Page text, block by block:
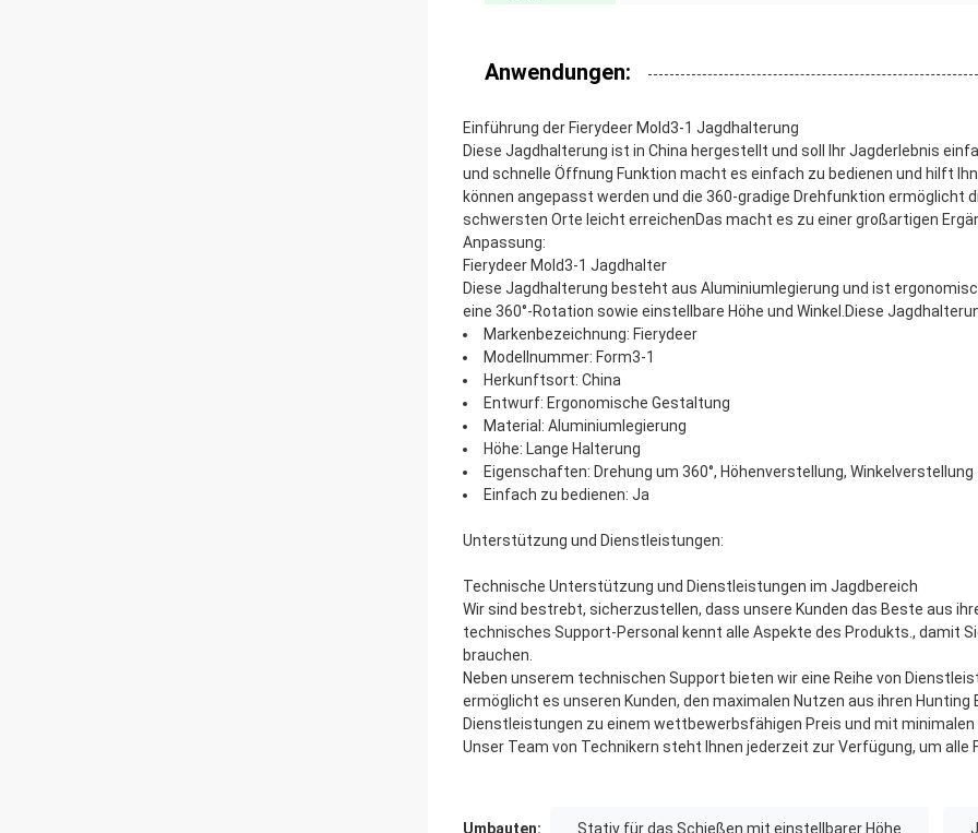
Anwendungen:
Einführung der Fierydeer Mold3-1 Jagdhalterung
Diese Jagdhalterung ist in China hergestellt und soll Ihr Jagderlebnis
und schnelle Öffnung Funktion macht es einfach zu bedienen und hilft
können angepasst werden und die 360-gradige Drehfunktion ermöglicht
schwersten Orte leicht erreichenDas macht es zu einer großartigen
Anpassung:
Fierydeer Mold3-1 Jagdhalter
Diese Jagdhalterung besteht aus Aluminiumlegierung und ist
eine 360°-Rotation sowie einstellbare Höhe und Winkel.Diese
Markenbezeichnung: Fierydeer
Modellnummer: Form3-1
Herkunftsort: China
Entwurf: Ergonomische Gestaltung
Material: Aluminiumlegierung
Höhe: Lange Halterung
Eigenschaften: Drehung um 360°, Höhenverstellung, Winkelverstellung
Einfach zu bedienen: Ja
Unterstützung und Dienstleistungen:
Technische Unterstützung und Dienstleistungen im Jagdbereich
Wir sind bestrebt, sicherzustellen, dass unsere Kunden das Beste aus
technisches Support-Personal kennt alle Aspekte des Produkts., damit
brauchen.
Neben unserem technischen Support bieten wir eine Reihe von
ermöglicht es unseren Kunden, den maximalen Nutzen aus ihren
Dienstleistungen zu einem wettbewerbsfähigen Preis und mit minimalen
Unser Team von Technikern steht Ihnen jederzeit zur Verfügung, um alle
Umbauten: Stativ für das Schießen mit einstellbarer Höhe